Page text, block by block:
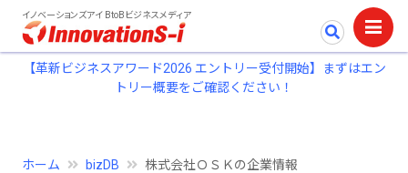
イノベーションズアイ BtoBビジネスメディア
【革新ビジネスアワード2026 エントリー受付開始】まずはエン
トリー概要をご確認ください！
ホーム bizDB 株式会社ＯＳＫの企業情報